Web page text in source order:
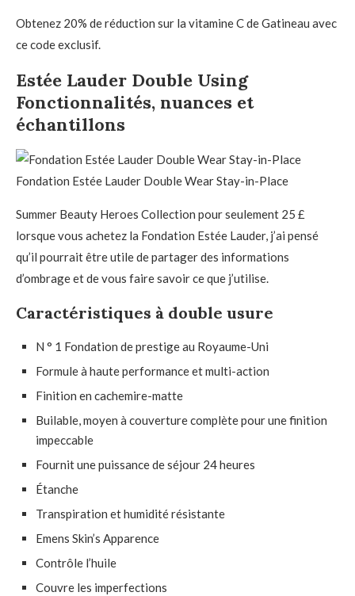
Obtenez 20% de réduction sur la vitamine C de Gatineau avec
ce code exclusif.
Estée Lauder Double Using
Fonctionnalités, nuances et
échantillons
Fondation Estée Lauder Double Wear Stay-in-Place
Summer Beauty Heroes Collection pour seulement 25 £
lorsque vous achetez la Fondation Estée Lauder, j’ai pensé
qu’il pourrait être utile de partager des informations
d’ombrage et de vous faire savoir ce que j’utilise.
Caractéristiques à double usure
N ° 1 Fondation de prestige au Royaume-Uni
Formule à haute performance et multi-action
Finition en cachemire-matte
Builable, moyen à couverture complète pour une finition
impeccable
Fournit une puissance de séjour 24 heures
Étanche
Transpiration et humidité résistante
Emens Skin’s Apparence
Contrôle l’huile
Couvre les imperfections